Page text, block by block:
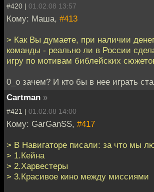
#420 | 01.02.08 13:57
Кому: Маша, #413
> Как Вы думаете, при наличии
команды - реально ли в России
игру по мотивам библейских
0_o зачем? И кто бы в нее играть
Cartman »
#421 | 01.02.08 14:00
Кому: GarGanSS, #417
> В Навигаторе писали: за что мы
> 1.Кейна
> 2.Харвестеры
> 3.Красивое кино между миссиями